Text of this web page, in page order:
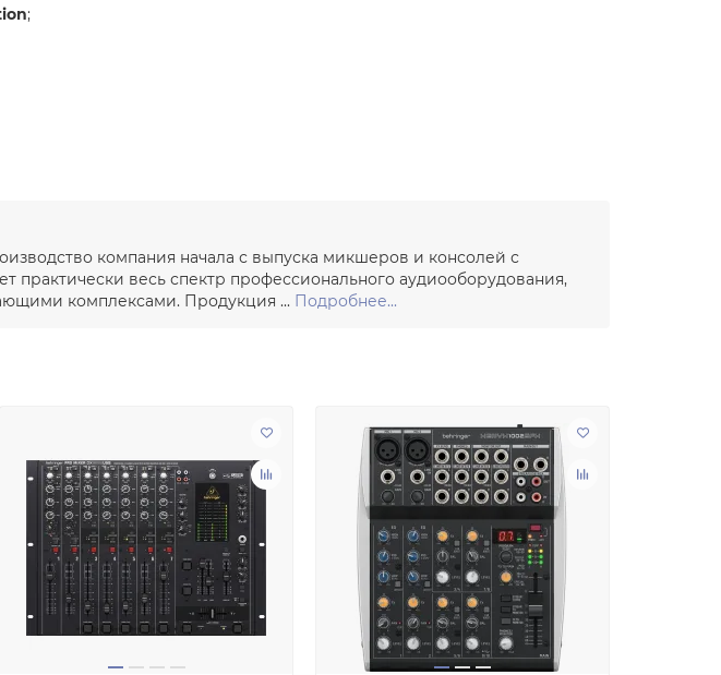
;
компания начала с выпуска микшеров и консолей с
весь спектр профессионального аудиооборудования,
комплексами. Продукция ... Подробнее...